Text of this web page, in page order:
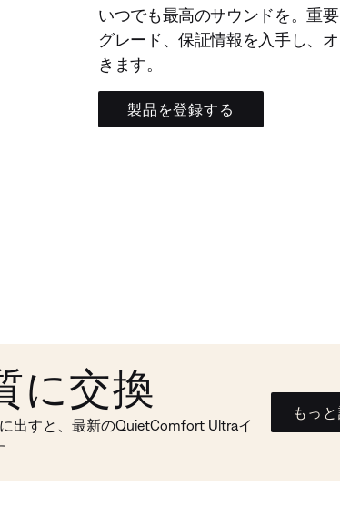
いつでも最高のサウンドを。重
グレード、保証情報を入手し、
きます。
製品を登録する
に交換
出すと、最新のQuietComfort Ultraイ
もっ